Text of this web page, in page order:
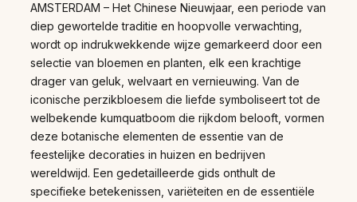
AMSTERDAM – Het Chinese Nieuwjaar, een periode van
diep gewortelde traditie en hoopvolle verwachting,
wordt op indrukwekkende wijze gemarkeerd door een
selectie van bloemen en planten, elk een krachtige
drager van geluk, welvaart en vernieuwing. Van de
iconische perzikbloesem die liefde symboliseert tot de
welbekende kumquatboom die rijkdom belooft, vormen
deze botanische elementen de essentie van de
feestelijke decoraties in huizen en bedrijven
wereldwijd. Een gedetailleerde gids onthult de
specifieke betekenissen, variëteiten en de essentiële